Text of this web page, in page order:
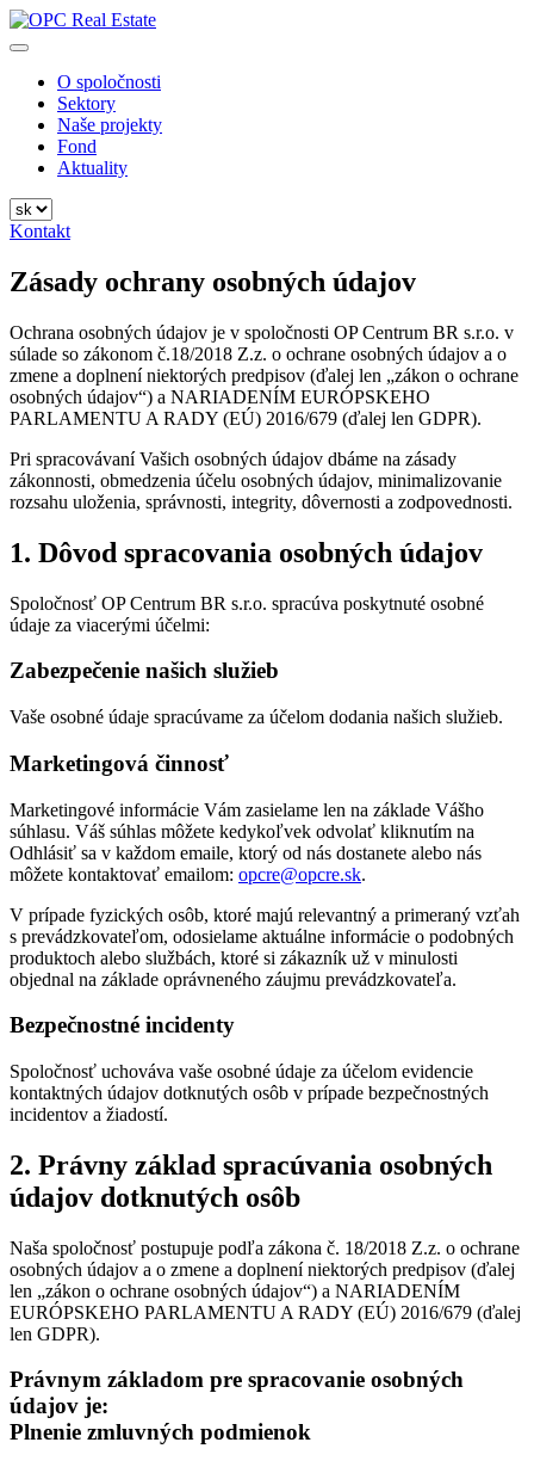
Preskočiť
na
O spoločnosti
Sektory
Naše projekty
Fond
Aktuality
Kontakt
Zásady ochrany osobných údajov
Ochrana osobných údajov je v spoločnosti OP Centrum BR s.r.o. v
súlade so zákonom č.18/2018 Z.z. o ochrane osobných údajov a o
zmene a doplnení niektorých predpisov (ďalej len „zákon o ochrane
osobných údajov“) a NARIADENÍM EURÓPSKEHO
PARLAMENTU A RADY (EÚ) 2016/679 (ďalej len GDPR).
Pri spracovávaní Vašich osobných údajov dbáme na zásady
zákonnosti, obmedzenia účelu osobných údajov, minimalizovanie
rozsahu uloženia, správnosti, integrity, dôvernosti a zodpovednosti.
1. Dôvod spracovania osobných údajov
Spoločnosť OP Centrum BR s.r.o. spracúva poskytnuté osobné
údaje za viacerými účelmi:
Zabezpečenie našich služieb
Vaše osobné údaje spracúvame za účelom dodania našich služieb.
Marketingová činnosť
Marketingové informácie Vám zasielame len na základe Vášho
súhlasu. Váš súhlas môžete kedykoľvek odvolať kliknutím na
Odhlásiť sa v každom emaile, ktorý od nás dostanete alebo nás
môžete kontaktovať emailom: opcre@opcre.sk.
V prípade fyzických osôb, ktoré majú relevantný a primeraný vzťah
s prevádzkovateľom, odosielame aktuálne informácie o podobných
produktoch alebo službách, ktoré si zákazník už v minulosti
objednal na základe oprávneného záujmu prevádzkovateľa.
Bezpečnostné incidenty
Spoločnosť uchováva vaše osobné údaje za účelom evidencie
kontaktných údajov dotknutých osôb v prípade bezpečnostných
incidentov a žiadostí.
2. Právny základ spracúvania osobných
údajov dotknutých osôb
Naša spoločnosť postupuje podľa zákona č. 18/2018 Z.z. o ochrane
osobných údajov a o zmene a doplnení niektorých predpisov (ďalej
len „zákon o ochrane osobných údajov“) a NARIADENÍM
EURÓPSKEHO PARLAMENTU A RADY (EÚ) 2016/679 (ďalej
len GDPR).
Právnym základom pre spracovanie osobných
údajov je:
Plnenie zmluvných podmienok